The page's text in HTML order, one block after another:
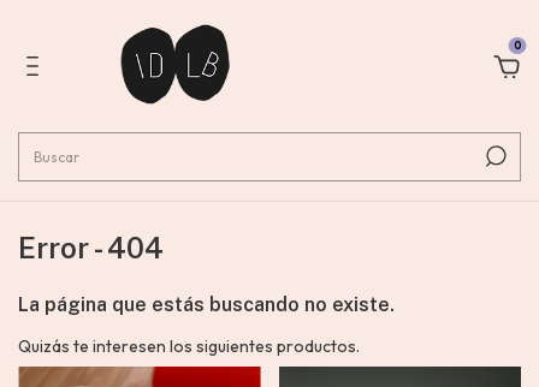
0
Error - 404
La página que estás buscando no existe.
Quizás te interesen los siguientes productos.